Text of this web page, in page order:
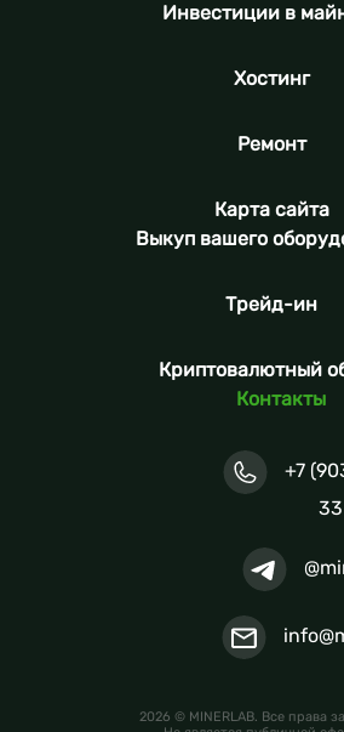
Инвестиции в
Хостинг
Ремонт
Карта сайта
Выкуп вашего
Трейд-ин
Криптовалютный
Контакты
+7
33
2026 © MINERLAB. Все права